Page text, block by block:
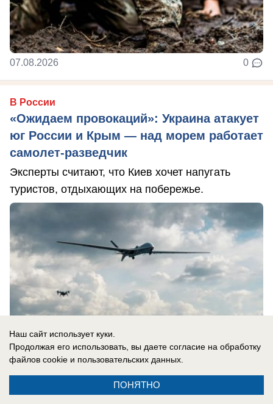
07.08.2026 0
В России
«Ожидаем провокаций»: Украина атакует
юг России и Крым — над морем работает
самолет-разведчик
Эксперты считают, что Киев хочет напугать
туристов, отдыхающих на побережье.
Наш сайт использует куки.
Продолжая его использовать, вы даете согласие на обработку
файлов cookie и пользовательских данных.
ПОНЯТНО